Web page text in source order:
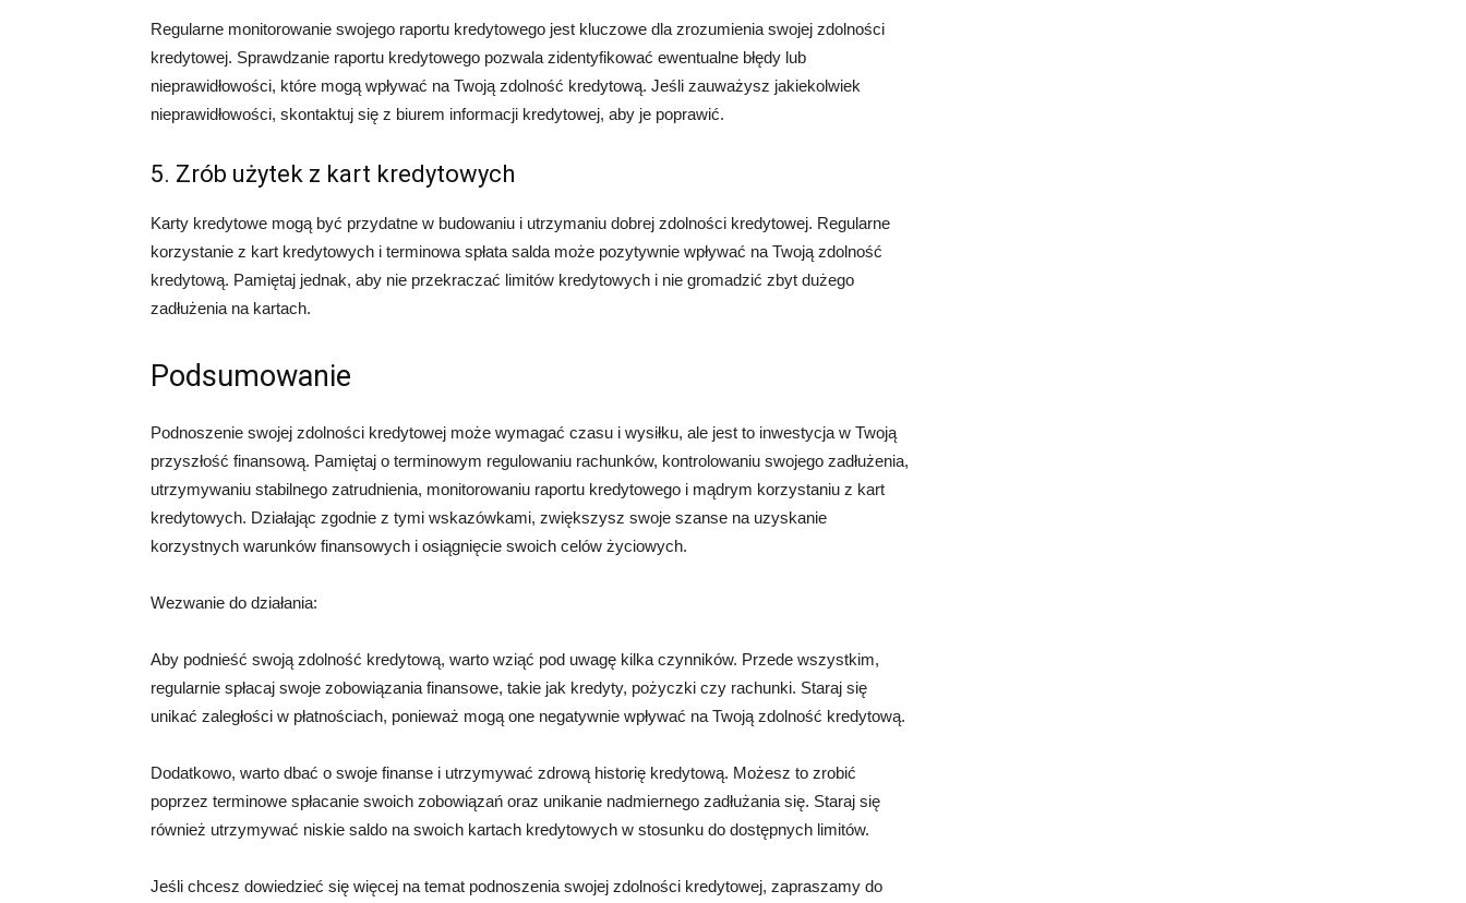
Regularne monitorowanie swojego raportu kredytowego jest kluczowe dla zrozumienia swojej zdolności
kredytowej. Sprawdzanie raportu kredytowego pozwala zidentyfikować ewentualne błędy lub
nieprawidłowości, które mogą wpływać na Twoją zdolność kredytową. Jeśli zauważysz jakiekolwiek
nieprawidłowości, skontaktuj się z biurem informacji kredytowej, aby je poprawić.
5. Zrób użytek z kart kredytowych
Karty kredytowe mogą być przydatne w budowaniu i utrzymaniu dobrej zdolności kredytowej. Regularne
korzystanie z kart kredytowych i terminowa spłata salda może pozytywnie wpływać na Twoją zdolność
kredytową. Pamiętaj jednak, aby nie przekraczać limitów kredytowych i nie gromadzić zbyt dużego
zadłużenia na kartach.
Podsumowanie
Podnoszenie swojej zdolności kredytowej może wymagać czasu i wysiłku, ale jest to inwestycja w Twoją
przyszłość finansową. Pamiętaj o terminowym regulowaniu rachunków, kontrolowaniu swojego zadłużenia,
utrzymywaniu stabilnego zatrudnienia, monitorowaniu raportu kredytowego i mądrym korzystaniu z kart
kredytowych. Działając zgodnie z tymi wskazówkami, zwiększysz swoje szanse na uzyskanie
korzystnych warunków finansowych i osiągnięcie swoich celów życiowych.
Wezwanie do działania:
Aby podnieść swoją zdolność kredytową, warto wziąć pod uwagę kilka czynników. Przede wszystkim,
regularnie spłacaj swoje zobowiązania finansowe, takie jak kredyty, pożyczki czy rachunki. Staraj się
unikać zaległości w płatnościach, ponieważ mogą one negatywnie wpływać na Twoją zdolność kredytową.
Dodatkowo, warto dbać o swoje finanse i utrzymywać zdrową historię kredytową. Możesz to zrobić
poprzez terminowe spłacanie swoich zobowiązań oraz unikanie nadmiernego zadłużania się. Staraj się
również utrzymywać niskie saldo na swoich kartach kredytowych w stosunku do dostępnych limitów.
Jeśli chcesz dowiedzieć się więcej na temat podnoszenia swojej zdolności kredytowej, zapraszamy do